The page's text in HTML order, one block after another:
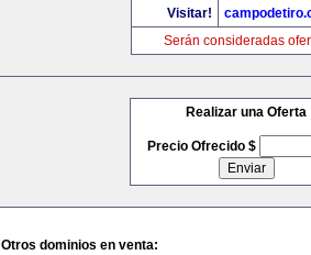
Visitar!
Serán consideradas
Realizar una Oferta
Precio Ofrecido $
Otros dominios en venta: